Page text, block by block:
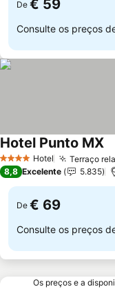
De € 59
Consulte os preços
4 EstrelasHotel Terraço
Hotel Punto MX
8,8 Excelente 5.835
De € 69
Consulte os preços
Os preços e a